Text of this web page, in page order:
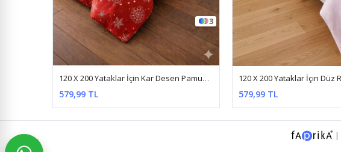
15
120 X 200 Yataklar İçin Düz Renk Pamuklu Kumaş Nevresim Takımı Açık Pembe
579,99 TL 579,99 TL
|